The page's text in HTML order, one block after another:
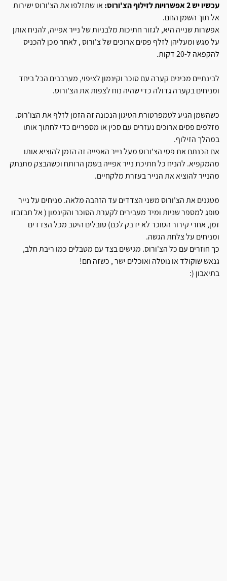
עכשיו יש 2 אפשרויות לזילוף הצ'ורוס:
או שתזלפו את הצ'ורוס ישירות
אל תוך השמן החם.
אפשרות שנייה היא, לגזור חתיכות מלבניות של נייר אפייה, להניח אותן
על מגש ומעליהן לזלף פסים ארוכים של צ'ורוס , לאחר מכן להכניס
להקפאה ל-20 דקות.
לבינתיים מכינים קערה עם סוכר וקינמון לציפוי, מערבבים הכל ביחד
ומניחים בקערה גדולה כדי שהיה נוח לצפות את הצ'ורוס.
כשהשמן הגיע לטמפרטורת הטיגון הנכונה זה הזמן לזלף את הצו'רוס.
מזלפים פסים ארוכים נעזרים עם סכין או מספריים כדי לחתוך אותו
במהלך הזילוף.
אם הכנתם את פסי הצ'ורוס מעל נייר האפייה זה הזמן להוציא אותו
מהמקפיא. להניח כל חתיכת נייר אפייה בשמן הרותח וכשהבצק מתנתק
מהנייר להוציא את הנייר בעזרת מלקחיים.
מטגנים את הצ'ורוס משני הצדדים עד הזהבה מלאה. מניחים על נייר
סופג למספר שניות ומיד מעבירים לקערת הסוכר והקינמון ( אל תבזבזו
זמן, אחרי קירור הסוכר לא ידבק לכם) טובלים היטב מכל הצדדים
ומניחים על צלחת הגשה.
כך חוזרים עם כל הצ'ורוס. מגישים בצד עם מטבלים כמו ריבת חלב,
גנאש שוקולד או נוטלה ואוכלים ישר , כשזה חם!
בתיאבון (: